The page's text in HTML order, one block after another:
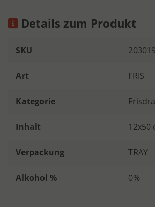
Details zum Produkt
SKU 203019
Art FRIS
Kategorie
Inhalt 12x50
Verpackung TRAY
Alkohol % 0%